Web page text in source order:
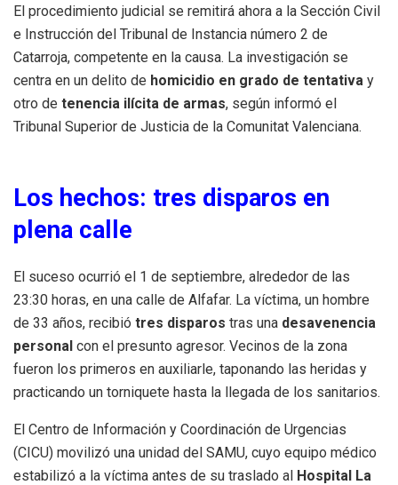
El procedimiento judicial se remitirá ahora a la Sección Civil
e Instrucción del Tribunal de Instancia número 2 de
Catarroja, competente en la causa. La investigación se
centra en un delito de homicidio en grado de tentativa y
otro de tenencia ilícita de armas, según informó el
Tribunal Superior de Justicia de la Comunitat Valenciana.
Los hechos: tres disparos en
plena calle
El suceso ocurrió el 1 de septiembre, alrededor de las
23:30 horas, en una calle de Alfafar. La víctima, un hombre
de 33 años, recibió tres disparos tras una desavenencia
personal con el presunto agresor. Vecinos de la zona
fueron los primeros en auxiliarle, taponando las heridas y
practicando un torniquete hasta la llegada de los sanitarios.
El Centro de Información y Coordinación de Urgencias
(CICU) movilizó una unidad del SAMU, cuyo equipo médico
estabilizó a la víctima antes de su traslado al Hospital La